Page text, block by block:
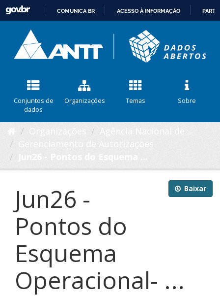
CONTEÚDO
COMUNICA BR ACESSO À INFORMAÇÃO
Conjuntos de
dados
Organizações Temas Sobre
Baixar
Jun26 -
Pontos do
Esquema
Operacional- ...